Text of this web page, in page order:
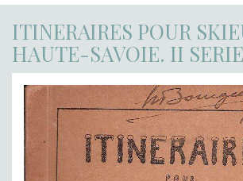
ITINERAIRES POUR
HAUTE-SAVOIE. II